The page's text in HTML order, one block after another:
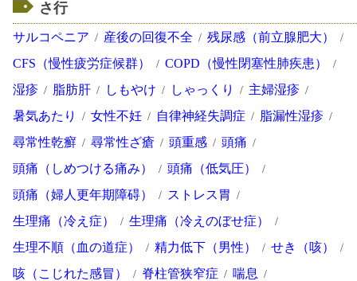
さ行
サルコペニア 産後の回復不全
残尿感（前立腺肥大）
CFS（慢性疲労症候群）
COPD（慢性閉塞性肺疾患）
湿疹
脂肪肝 しもやけ しゃっくり
主婦湿疹
暑気あたり
女性不妊 自律神経失調症
脂漏性湿疹
尋常性乾癬
尋常性ざ瘡 頭重感
頭痛
頭痛（しめつける痛み）
頭痛（低気圧）
頭痛（婦人更年期障碍）
ストレス胃
生理痛（冷え症）
生理痛（冷えのぼせ症）
生理不順（血の道症）
精力低下（男性）
せき（咳）
咳（こじれた感冒）
脊柱管狭窄症
喘息